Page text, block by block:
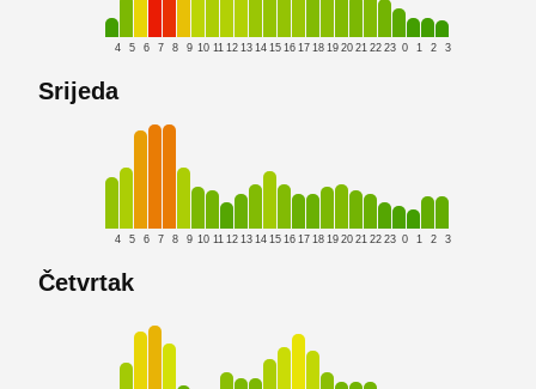
4 5 6 7 8 9 10 11 12 13 14 15 16 17 18 19 20 21 22 23 0 1 2 3
Srijeda
4 5 6 7 8 9 10 11 12 13 14 15 16 17 18 19 20 21 22 23 0 1 2 3
Četvrtak